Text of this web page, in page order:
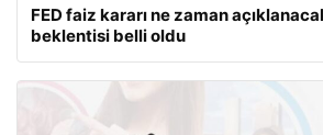
FED faiz kararı ne zaman
beklentisi belli oldu